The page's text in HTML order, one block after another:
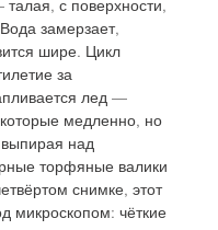
с поверхности,
замерзает,
шире. Цикл
за
лед —
медленно, но
над
торфяные валики
снимке, этот
микроскопом: чёткие